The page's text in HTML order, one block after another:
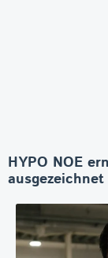
HYPO NOE
ausgezeichnet